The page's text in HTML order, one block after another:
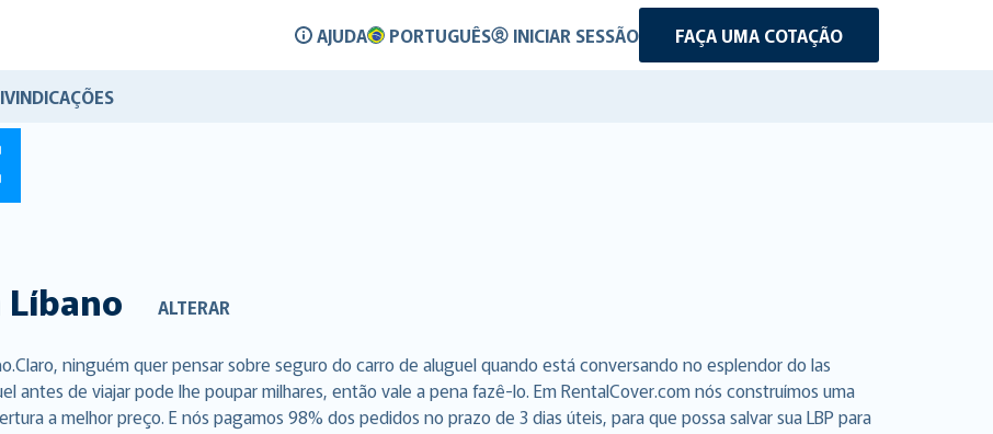
AJUDA PORTUGUÊS INICIAR SESSÃO FAÇA UMA COTAÇÃO
Líbano ALTERAR
ninguém quer pensar sobre seguro do carro de aluguel quando está conversando no esplendor do las
antes de viajar pode lhe poupar milhares, então vale a pena fazê-lo. Em RentalCover.com nós construímos uma
a melhor preço. E nós pagamos 98% dos pedidos no prazo de 3 dias úteis, para que possa salvar sua LBP para